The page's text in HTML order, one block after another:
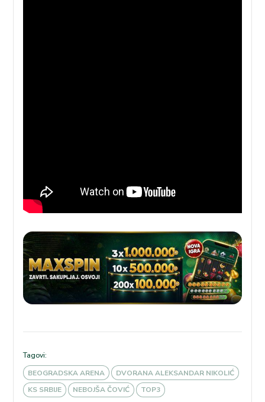
Tagovi:
BEOGRADSKA ARENA
DVORANA ALEKSANDAR NIKOLIĆ
KS SRBIJE
NEBOJŠA ČOVIĆ TOP3